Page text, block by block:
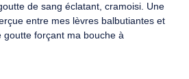
de sang éclatant, cramoisi. Une
entre mes lèvres balbutiantes et
forçant ma bouche à